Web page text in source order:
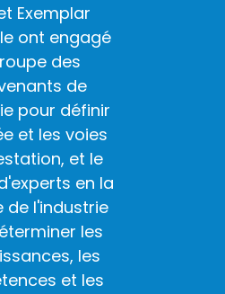
Exemplar
ont engagé
des
de
pour définir
et les voies
et le
en la
de l'industrie
les
les
et les